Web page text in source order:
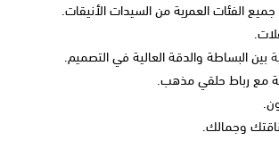
جميع الفئات العمرية من السيدات الأنيقات.
بين البساطة والدقة العالية في التصميم.
مع رباط حلقي مذهب.
وجمالك.